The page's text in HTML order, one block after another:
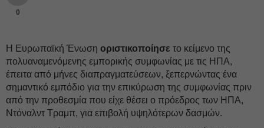
0
Η Ευρωπαϊκή Ένωση οριστικοποίησε το κείμενο της
πολυαναμενόμενης εμπορικής συμφωνίας με τις ΗΠΑ,
έπειτα από μήνες διαπραγματεύσεων, ξεπερνώντας ένα
σημαντικό εμπόδιο για την επικύρωση της συμφωνίας πριν
από την προθεσμία που είχε θέσει ο πρόεδρος των ΗΠΑ,
Ντόναλντ Τραμπ, για επιβολή υψηλότερων δασμών.